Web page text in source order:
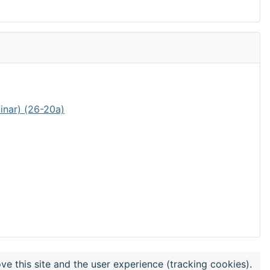
(26-20a)
this site and the user experience (tracking cookies).